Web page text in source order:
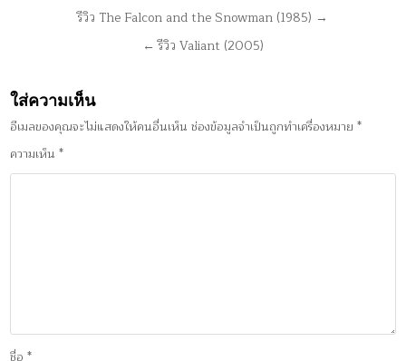
แนะแนวรีวิว The Falcon and the Snowman (1985) →
← รีวิว Valiant (2005)
ใส่ความเห็น
อีเมลของคุณจะไม่แสดงให้คนอื่นเห็น ช่องข้อมูลจำเป็นถูกทำเครื่องหมาย*
ความเห็น*